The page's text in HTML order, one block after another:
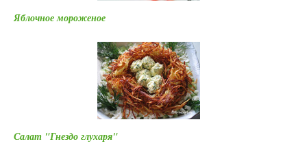
Яблочное мороженое
Салат "Гнездо глухаря"